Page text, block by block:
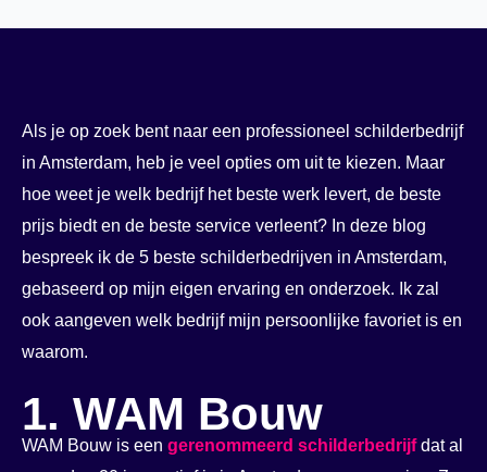
Als je op zoek bent naar een professioneel schilderbedrijf
in Amsterdam, heb je veel opties om uit te kiezen. Maar
hoe weet je welk bedrijf het beste werk levert, de beste
prijs biedt en de beste service verleent? In deze blog
bespreek ik de 5 beste schilderbedrijven in Amsterdam,
gebaseerd op mijn eigen ervaring en onderzoek. Ik zal
ook aangeven welk bedrijf mijn persoonlijke favoriet is en
waarom.
1. WAM Bouw
WAM Bouw is een gerenommeerd schilderbedrijfdat al